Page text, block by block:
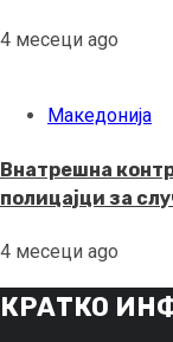
4 месеци ago
Македонија
Внатрешна
полицајци за
4 месеци ago
КРАТКО